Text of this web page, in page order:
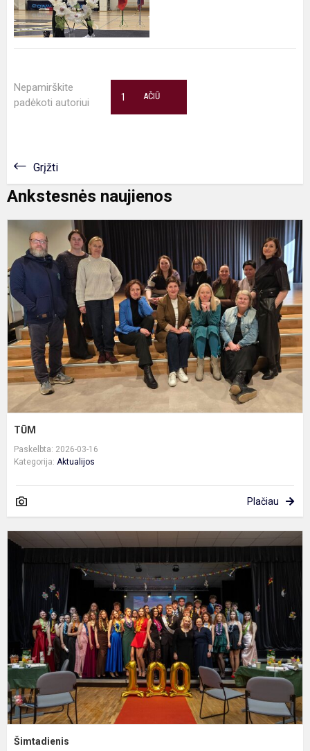
Nepamirškite
padėkoti autoriui
AČIŪ
1
Grįžti
Ankstesnės naujienos
TŪM
Paskelbta: 2026-03-16
Kategorija: Aktualijos
Plačiau
Šimtadienis